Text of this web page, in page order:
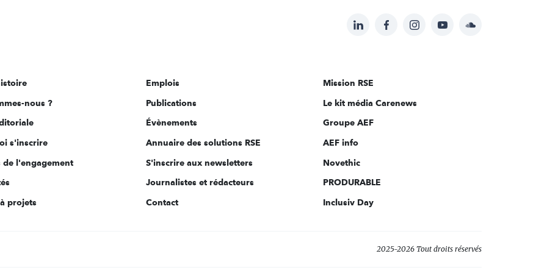
Suivez-
sur:
LinkedInFacebookInstagramYouTubeSoundcloud
nous ?
s'inscrire
de l'engagement
projets
Emplois
Publications
Évènements
Annuaire des solutions RSE
S'inscrire aux newsletters
Journalistes et rédacteurs
Contact
Mission RSE
Le kit média Carenews
Groupe AEF
AEF info
Novethic
PRODURABLE
Inclusiv Day
2025-2026 Tout droits réservés